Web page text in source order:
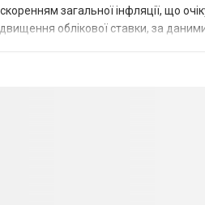
загальної інфляції, що
облікової ставки, за